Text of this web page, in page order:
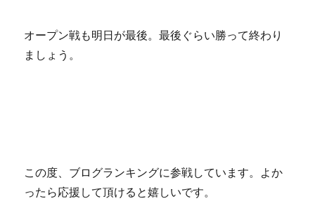
オープン戦も明日が最後。最後ぐらい勝って終わり
ましょう。
この度、ブログランキングに参戦しています。よか
ったら応援して頂けると嬉しいです。